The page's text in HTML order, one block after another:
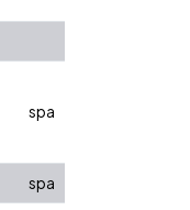
spa
spa